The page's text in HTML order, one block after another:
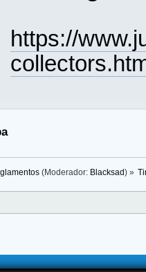
https://
(Moderador: Blacksad) »